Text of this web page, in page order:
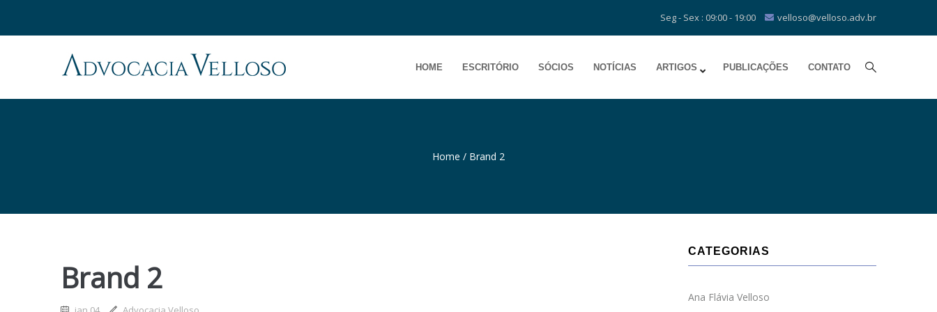
Seg - Sex : 09:00 - 19:00 velloso@velloso.adv.br
HOME ESCRITÓRIO SÓCIOS NOTÍCIAS ARTIGOS PUBLICAÇÕES CONTATO
Home / Brand 2
Brand 2
CATEGORIAS
Ana Flávia Velloso